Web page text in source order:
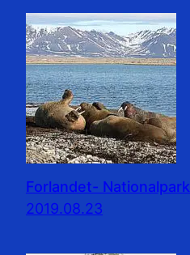
Forlandet-
2019.08.23